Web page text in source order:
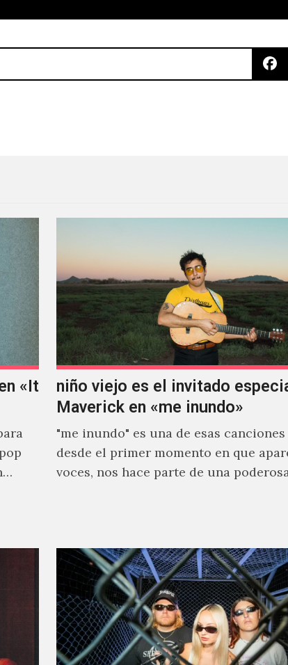
«It
niño viejo es el invitado
Maverick en «me inundo»
"me inundo" es una de esas canciones
desde el primer momento en que
voces, nos hace parte de una